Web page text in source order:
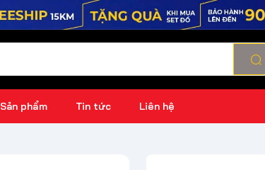
Sản phẩm Tin tức Liên hệ